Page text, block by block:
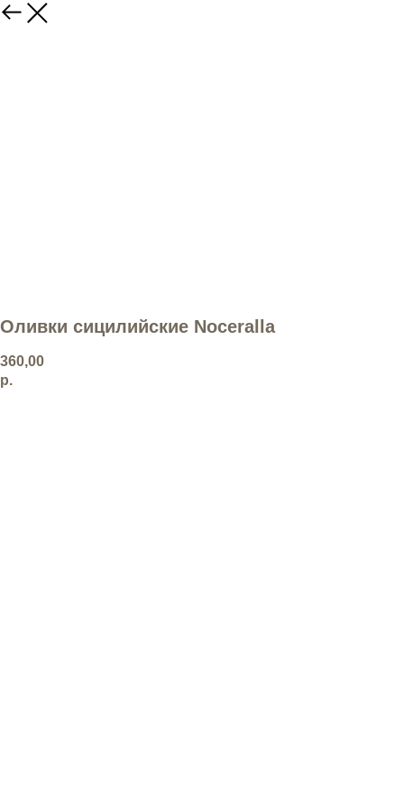
Оливки сицилийские Noceralla
360,00
р.